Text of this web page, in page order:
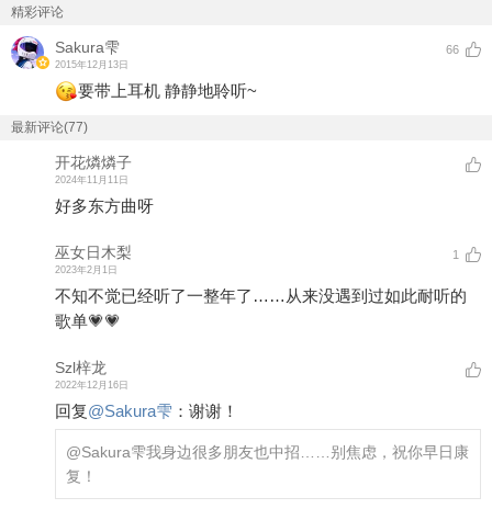
精彩评论
Sakura雫
2015年12月13日
66
要带上耳机 静静地聆听~
最新评论(77)
开花燐燐子
2024年11月11日
好多东方曲呀
巫女日木梨
2023年2月1日
1
不知不觉已经听了一整年了……从来没遇到过如此耐听的
歌单💗💗
Szl梓龙
2022年12月16日
回复@Sakura雫 ： 谢谢！
@Sakura雫我身边很多朋友也中招……别焦虑，祝你早日康
复！